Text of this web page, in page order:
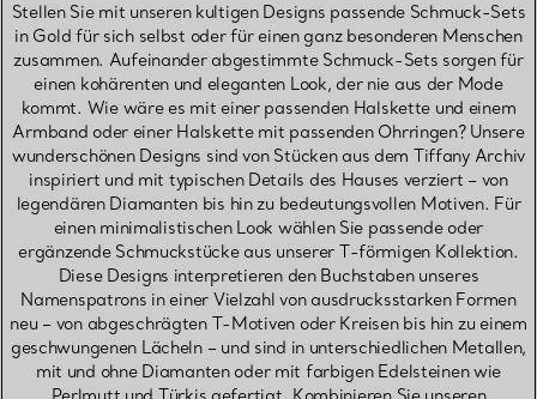
Stellen Sie mit unseren kultigen Designs passende Schmuck-Sets
in Gold für sich selbst oder für einen ganz besonderen Menschen
zusammen. Aufeinander abgestimmte Schmuck-Sets sorgen für
einen kohärenten und eleganten Look, der nie aus der Mode
kommt. Wie wäre es mit einer passenden Halskette und einem
Armband oder einer Halskette mit passenden Ohrringen? Unsere
wunderschönen Designs sind von Stücken aus dem Tiffany Archiv
inspiriert und mit typischen Details des Hauses verziert – von
legendären Diamanten bis hin zu bedeutungsvollen Motiven. Für
einen minimalistischen Look wählen Sie passende oder
ergänzende Schmuckstücke aus unserer T-förmigen Kollektion.
Diese Designs interpretieren den Buchstaben unseres
Namenspatrons in einer Vielzahl von ausdrucksstarken Formen
neu – von abgeschrägten T-Motiven oder Kreisen bis hin zu einem
geschwungenen Lächeln – und sind in unterschiedlichen Metallen,
mit und ohne Diamanten oder mit farbigen Edelsteinen wie